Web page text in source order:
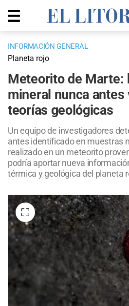
INFORMACIÓN GENERAL
Planeta rojo
Meteorito de Marte:
mineral nunca
teorías geológicas
Un equipo de investigadores
antes identificado en muestras
realizado en un meteorito
podría aportar nueva
térmica y geológica del planeta